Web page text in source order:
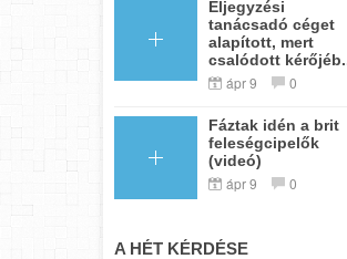
Eljegyzési
tanácsadó céget
alapított, mert
csalódott
ápr 9 0
Fáztak idén a brit
feleségcipelők
(videó)
ápr 9 0
A HÉT KÉRDÉSE